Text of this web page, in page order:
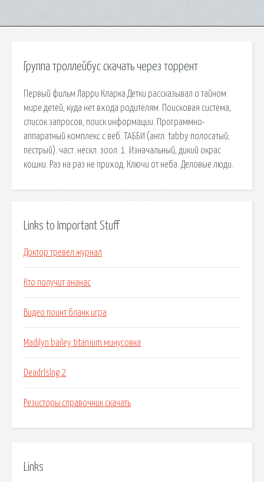
Группа троллейбус скачать через торрент
Первый фильм Ларри Кларка Детки рассказывал о тайном
мире детей, куда нет входа родителям. Поисковая сиcтема,
список запросов, поиск информации. Программно-
аппаратный комплекс с веб. ТАББИ (англ. tabby полосатый;
пестрый). част. нескл. зоол. 1. Изначальный, дикий окрас
кошки. Раз на раз не приход. Ключи от неба. Деловые люди.
Links to Important Stuff
Доктор тревел журнал
Кто получит ананас
Видео поинт бланк игра
Madilyn bailey titanium минусовка
Deadrlslng 2
Резисторы справочник скачать
Links